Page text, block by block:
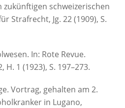
schweizerischen
Strafrecht, Jg. 22 (1909), S.
In: Rote Revue.
1 (1923), S. 197–273.
Vortrag, gehalten am 2.
in Lugano,